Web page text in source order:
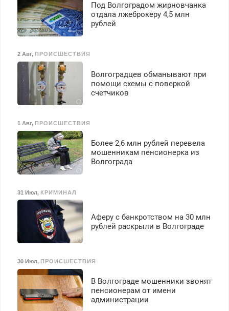
Под Волгоградом жирновчанка
отдала лжеброкеру 4,5 млн
рублей
2 Авг, ПРОИСШЕСТВИЯ
Волгоградцев обманывают при
помощи схемы с поверкой
счетчиков
1 Авг, ПРОИСШЕСТВИЯ
Более 2,6 млн рублей перевела
мошенникам пенсионерка из
Волгограда
31 Июл, КРИМИНАЛ
Аферу с банкротством на 30 млн
рублей раскрыли в Волгограде
30 Июл, ПРОИСШЕСТВИЯ
В Волгограде мошенники звонят
пенсионерам от имени
администрации